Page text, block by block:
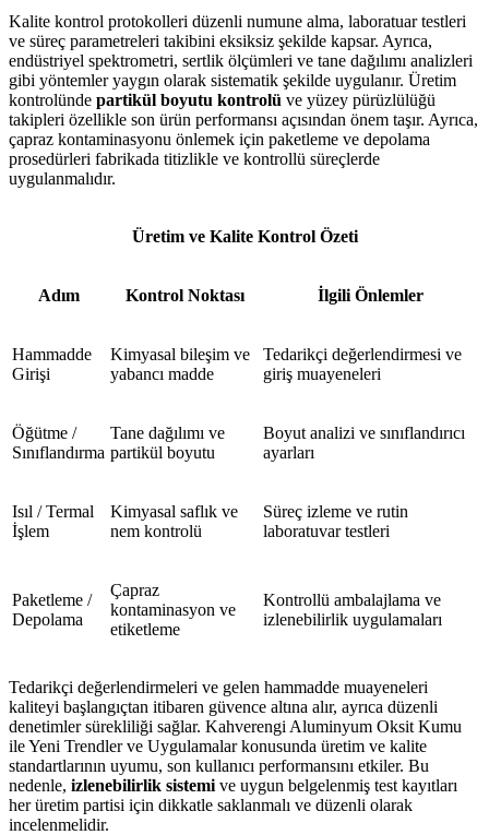
Kalite kontrol protokolleri düzenli numune alma, laboratuar testleri
ve süreç parametreleri takibini eksiksiz şekilde kapsar. Ayrıca,
endüstriyel spektrometri, sertlik ölçümleri ve tane dağılımı analizleri
gibi yöntemler yaygın olarak sistematik şekilde uygulanır. Üretim
kontrolünde partikül boyutu kontrolü ve yüzey pürüzlülüğü
takipleri özellikle son ürün performansı açısından önem taşır. Ayrıca,
çapraz kontaminasyonu önlemek için paketleme ve depolama
prosedürleri fabrikada titizlikle ve kontrollü süreçlerde
uygulanmalıdır.
Üretim ve Kalite Kontrol Özeti
Adım Kontrol Noktası İlgili Önlemler
Hammadde
Girişi
Kimyasal bileşim ve
yabancı madde
Tedarikçi değerlendirmesi ve
giriş muayeneleri
Öğütme /
Sınıflandırma
Tane dağılımı ve
partikül boyutu
Boyut analizi ve sınıflandırıcı
ayarları
Isıl / Termal
İşlem
Kimyasal saflık ve
nem kontrolü
Süreç izleme ve rutin
laboratuvar testleri
Paketleme /
Depolama
Çapraz
kontaminasyon ve
etiketleme
Kontrollü ambalajlama ve
izlenebilirlik uygulamaları
Tedarikçi değerlendirmeleri ve gelen hammadde muayeneleri
kaliteyi başlangıçtan itibaren güvence altına alır, ayrıca düzenli
denetimler sürekliliği sağlar. Kahverengi Aluminyum Oksit Kumu
ile Yeni Trendler ve Uygulamalar konusunda üretim ve kalite
standartlarının uyumu, son kullanıcı performansını etkiler. Bu
nedenle, izlenebilirlik sistemi ve uygun belgelenmiş test kayıtları
her üretim partisi için dikkatle saklanmalı ve düzenli olarak
incelenmelidir.